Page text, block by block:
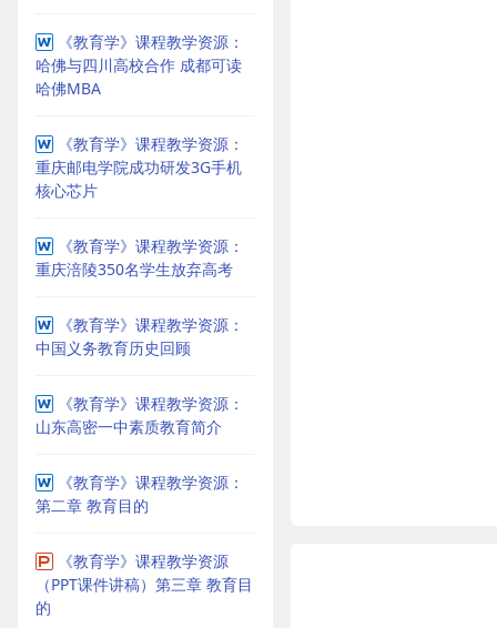
《教育学》课程教学资源：
哈佛与四川高校合作 成都可读
哈佛MBA
《教育学》课程教学资源：
重庆邮电学院成功研发3G手机
核心芯片
《教育学》课程教学资源：
重庆涪陵350名学生放弃高考
《教育学》课程教学资源：
中国义务教育历史回顾
《教育学》课程教学资源：
山东高密一中素质教育简介
《教育学》课程教学资源：
第二章 教育目的
《教育学》课程教学资源
（PPT课件讲稿）第三章 教育目
的